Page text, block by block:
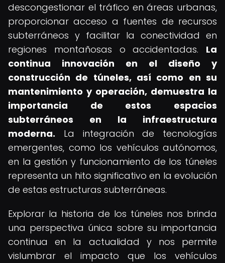
descongestionar el tráfico en áreas urbanas,
proporcionar acceso a fuentes de recursos
subterráneos y facilitar la conectividad en
regiones montañosas o accidentadas. La
continua innovación en el diseño y
construcción de túneles, así como en su
mantenimiento y operación, demuestra la
importancia de estos espacios
subterráneos en la infraestructura
moderna. La integración de tecnologías
emergentes, como los vehículos autónomos,
en la gestión y funcionamiento de los túneles
representa un hito significativo en la evolución
de estas estructuras subterráneas.
Explorar la historia de los túneles nos brinda
una perspectiva única sobre su importancia
continua en la actualidad y nos permite
vislumbrar el impacto que los vehículos